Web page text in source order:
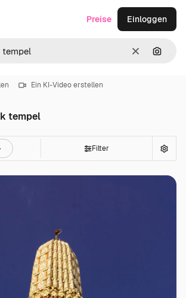
LöschenNach
Preise Einloggen
Ein KI-Video erstellen
tempel
Filter